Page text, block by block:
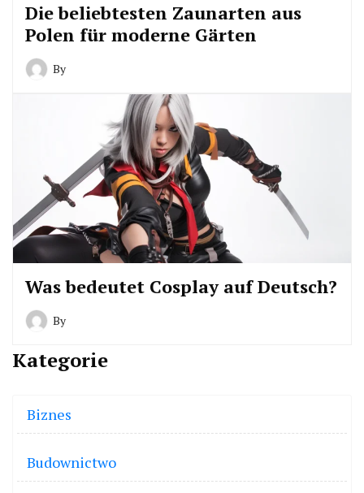
Die beliebtesten Zaunarten aus
Polen für moderne Gärten
By
Was bedeutet Cosplay auf Deutsch?
By
Kategorie
Biznes
Budownictwo